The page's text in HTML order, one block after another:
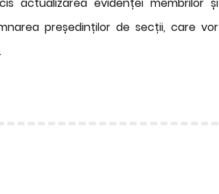
președinților de secții, care vor